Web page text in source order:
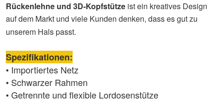
Rückenlehne und 3D-Kopfstütze ist ein kreatives Design
auf dem Markt und viele Kunden denken, dass es gut zu
unserem Hals passt.
Spezifikationen:
• Importiertes Netz
• Schwarzer Rahmen
• Getrennte und flexible Lordosenstütze